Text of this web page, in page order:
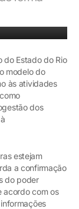
do Estado do Rio
modelo do
às atividades
dos
estejam
a confirmação
do poder
acordo com os